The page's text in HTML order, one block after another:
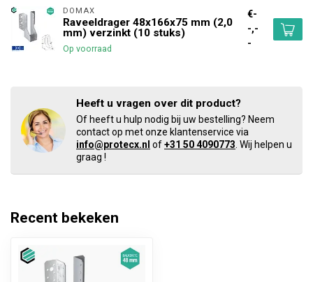
DOMAX
Raveeldrager 48x166x75 mm (2,0
mm) verzinkt (10 stuks)
Op voorraad
€-
-,-
-
Heeft u vragen over dit product?
Of heeft u hulp nodig bij uw bestelling? Neem
contact op met onze klantenservice via
info@protecx.nl of+31 50 4090773 . Wij helpen u
graag !
Recent bekeken